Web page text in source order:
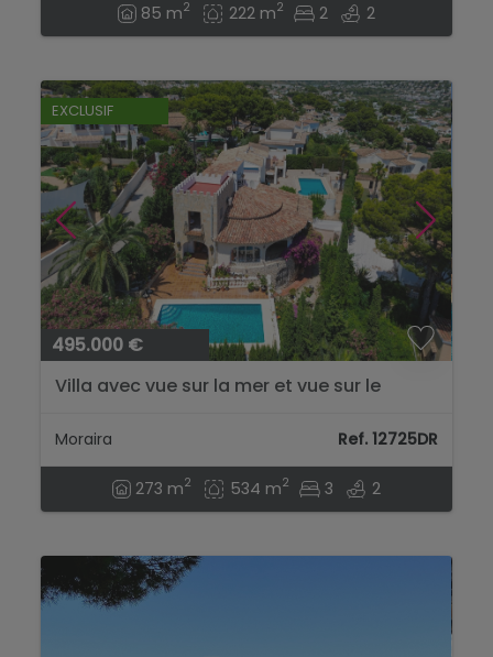
85 m2 222 m2 2 2
EXCLUSIF
495.000 €
Villa avec vue sur la mer et vue sur le
Moraira Ref. 12725DR
273 m2 534 m2 3 2